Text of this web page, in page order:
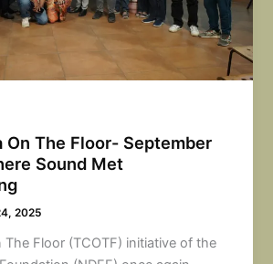
On The Floor- September
Sound Met
2025
The Floor (TCOTF) initiative of the